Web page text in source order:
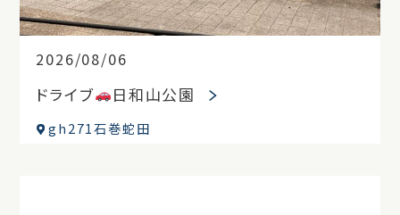
2026/08/06
ドライブ 日和山公園
gh271石巻蛇田